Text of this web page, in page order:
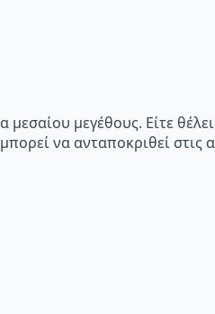
μεγέθους. Είτε
να ανταποκριθεί στις